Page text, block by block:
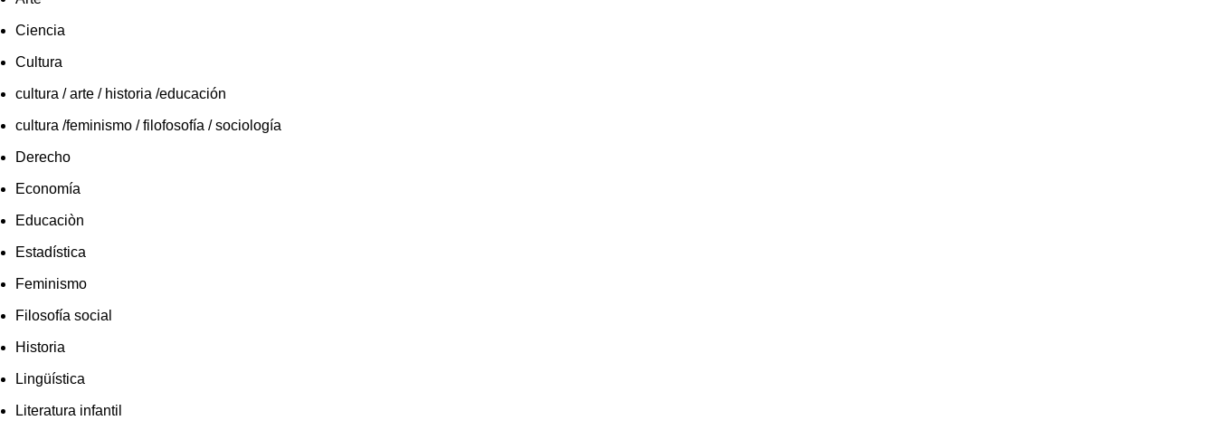
Ciencia
Cultura
cultura / arte / historia /educación
cultura /feminismo / filofosofía / sociología
Derecho
Economía
Educaciòn
Estadística
Feminismo
Filosofía social
Historia
Lingüística
Literatura infantil